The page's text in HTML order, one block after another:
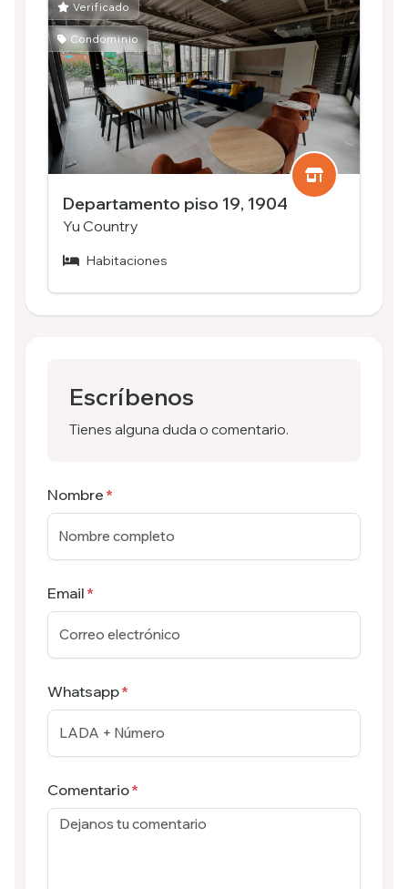
Verificado
Condominio
Departamento piso 19, 1904
Yu Country
Habitaciones
Escríbenos
Tienes alguna duda o comentario.
Nombre
Email
Whatsapp
Comentario